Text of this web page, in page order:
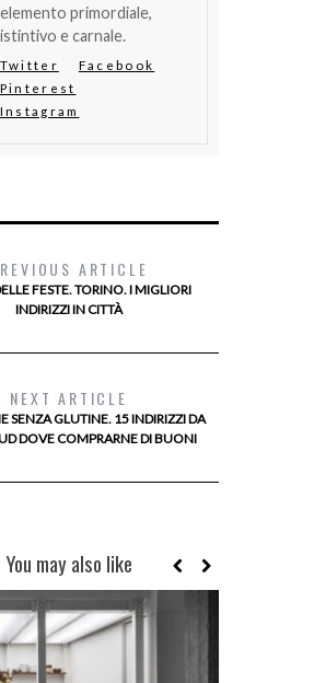
elemento primordiale,
istintivo e carnale.
Twitter
Facebook
Pinterest
Instagram
ARTICLE
FESTE. TORINO. I MIGLIORI
INDIRIZZI IN CITTÀ
NEXT ARTICLE
SENZA GLUTINE. 15 INDIRIZZI DA
DOVE COMPRARNE DI BUONI
You may also like